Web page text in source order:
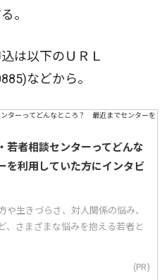
。
は以下のＵＲＬ
などから。
若者相談センターってどんな
利用していた方にインタビ
生きづらさ、対人関係の悩み、
、さまざまな悩みを抱える若者と
(PR)